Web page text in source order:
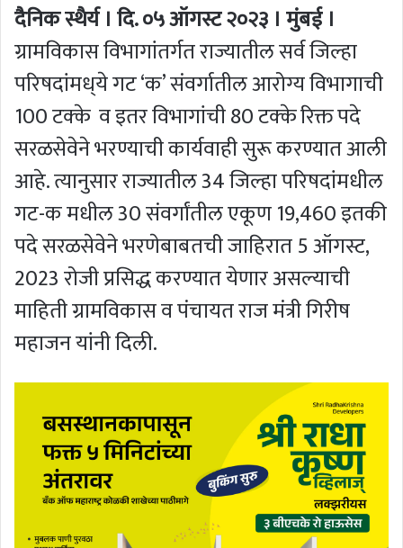
दैनिक स्थैर्य । दि. ०५ ऑगस्ट २०२३ । मुंबई ।
ग्रामविकास विभागांतर्गत राज्यातील सर्व जिल्हा
परिषदांमध‌्ये गट ‘क’ संवर्गातील आरोग्य विभागाची
100 टक्के व इतर विभागांची 80 टक्के रिक्त पदे
सरळसेवेने भरण्याची कार्यवाही सुरू करण्यात आली
आहे. त्यानुसार राज्यातील 34 जिल्हा परिषदांमधील
गट-क मधील 30 संवर्गांतील एकूण 19,460 इतकी
पदे सरळसेवेने भरणेबाबतची जाहिरात 5 ऑगस्ट,
2023 रोजी प्रसिद्ध करण्यात येणार असल्याची
माहिती ग्रामविकास व पंचायत राज मंत्री गिरीष
महाजन यांनी दिली.